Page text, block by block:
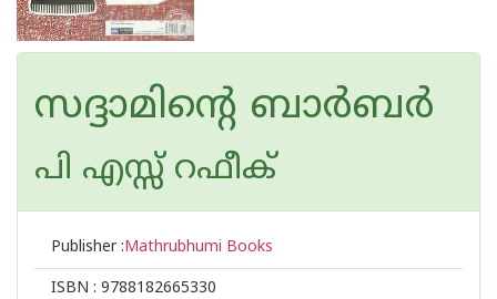
സദ്ദാമിന്റെ ബാര്‍ബര്‍
പി എസ്സ് റഫീക്‍
Publisher :Mathrubhumi Books
ISBN : 9788182665330